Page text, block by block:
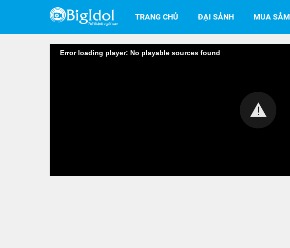
TRANG CHỦ ĐẠI SẢNH MUA SẮM
Error loading player: No playable sources found